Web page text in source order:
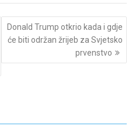
Donald Trump otkrio kada i gdje
će biti održan žrijeb za Svjetsko
prvenstvo